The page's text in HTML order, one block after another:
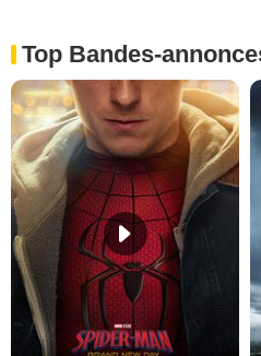
Top Bandes-